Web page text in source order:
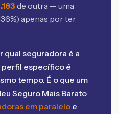
de outra — uma
%) apenas por ter
qual seguradora é a
perfil específico é
tempo. É o que um
Seguro Mais Barato
em paralelo e